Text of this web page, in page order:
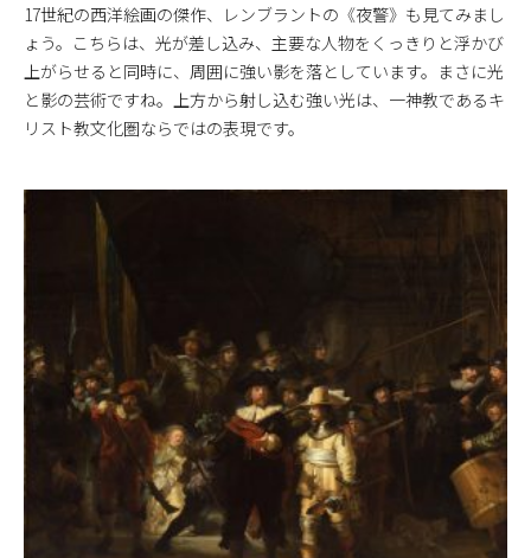
17世紀の西洋絵画の傑作、レンブラントの《夜警》も見てみまし
ょう。こちらは、光が差し込み、主要な人物をくっきりと浮かび
上がらせると同時に、周囲に強い影を落としています。まさに光
と影の芸術ですね。上方から射し込む強い光は、一神教であるキ
リスト教文化圏ならではの表現です。